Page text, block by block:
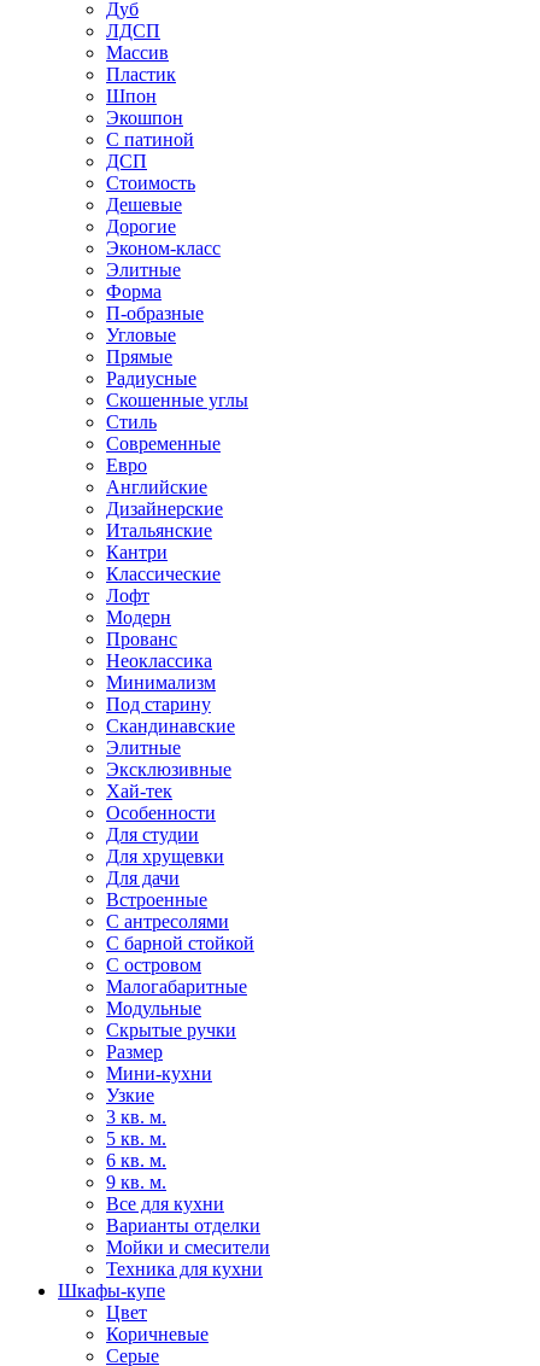
Дуб
ЛДСП
Массив
Пластик
Шпон
Экошпон
С патиной
ДСП
Стоимость
Дешевые
Дорогие
Эконом-класс
Элитные
Форма
П-образные
Угловые
Прямые
Радиусные
Скошенные углы
Стиль
Современные
Евро
Английские
Дизайнерские
Итальянские
Кантри
Классические
Лофт
Модерн
Прованс
Неоклассика
Минимализм
Под старину
Скандинавские
Элитные
Эксклюзивные
Хай-тек
Особенности
Для студии
Для хрущевки
Для дачи
Встроенные
С антресолями
С барной стойкой
С островом
Малогабаритные
Модульные
Скрытые ручки
Размер
Мини-кухни
Узкие
3 кв. м.
5 кв. м.
6 кв. м.
9 кв. м.
Все для кухни
Варианты отделки
Мойки и смесители
Техника для кухни
Шкафы-купе
Цвет
Коричневые
Серые